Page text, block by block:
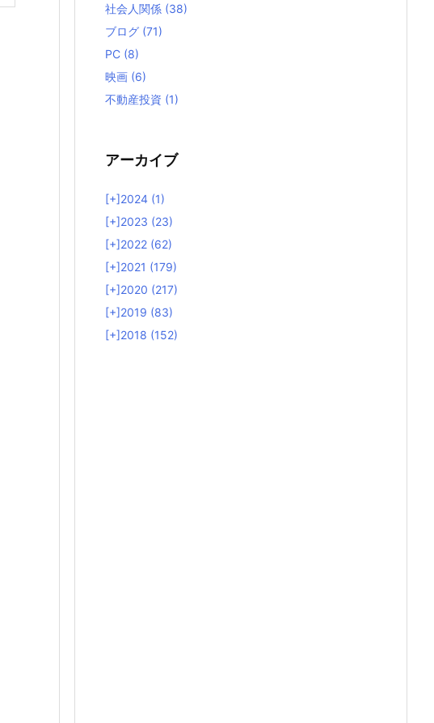
社会人関係 (38)
ブログ (71)
PC (8)
映画 (6)
不動産投資 (1)
アーカイブ
[+]2024 (1)
[+]2023 (23)
[+]2022 (62)
[+]2021 (179)
[+]2020 (217)
[+]2019 (83)
[+]2018 (152)